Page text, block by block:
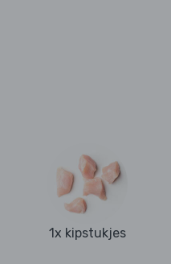
1x kipstukjes